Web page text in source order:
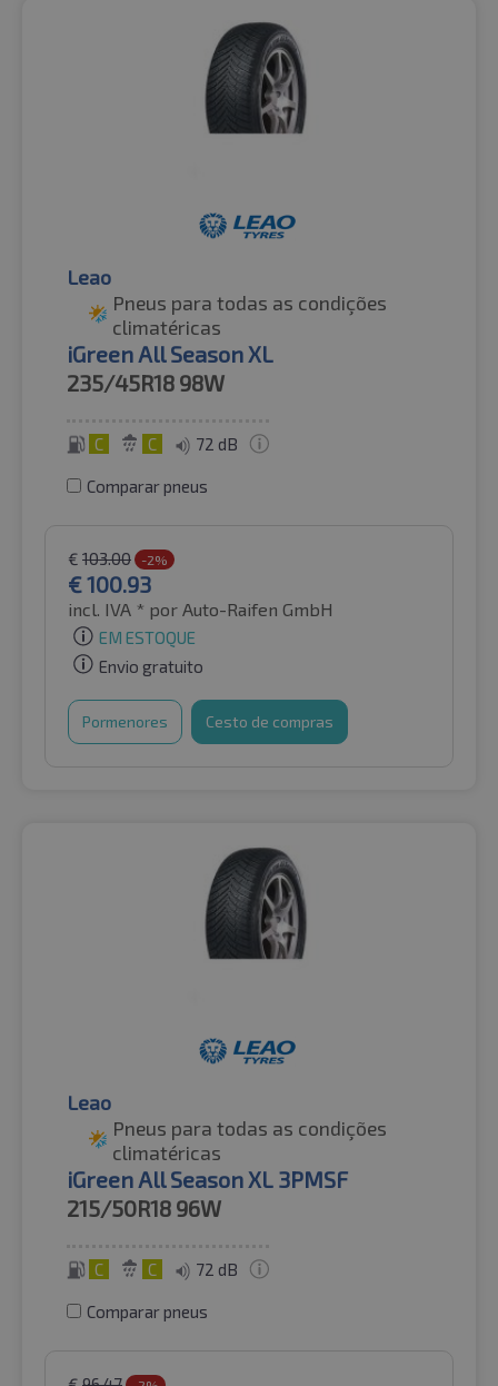
Leao
Pneus para todas as condições
climatéricas
iGreen All Season XL
235/45R18 98W
C C 72 dB
Comparar pneus
€ 103.00 -2%
€100.93
incl. IVA * por Auto-Raifen GmbH
EM ESTOQUE
Envio gratuito
Pormenores Cesto de compras
Leao
Pneus para todas as condições
climatéricas
iGreen All Season XL 3PMSF
215/50R18 96W
C C 72 dB
Comparar pneus